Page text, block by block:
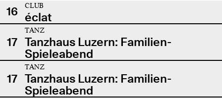
16
CLUB
éclat
17
TANZ
Tanzhaus Luzern: Familien-
Spieleabend
17
TANZ
Tanzhaus Luzern: Familien-
Spieleabend